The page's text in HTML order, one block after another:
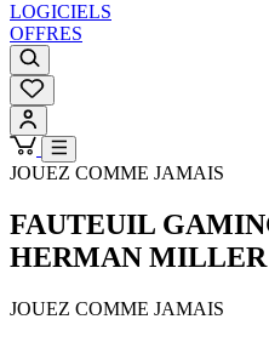
LOGICIELS
OFFRES
JOUEZ COMME JAMAIS
FAUTEUIL
HERMAN MILLER
JOUEZ COMME JAMAIS